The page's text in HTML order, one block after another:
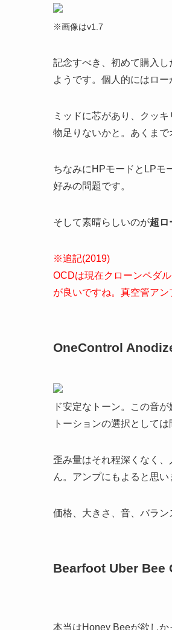
※画像はv1.7
記念すべき、初めて購入
ようです。個人的にはロ
ミッドに芯があり、クッ
物足りないかと。あくまで
ちなみにHPモードとLPモ
好みの問題です。
そして素晴らしいのが超ロ
※追記(2019)
OCDは現在クローンペダ
が良いですね。真空管アン
OneControl
ド安定なトーン。この音
トーションの選択として
歪み量はそれ程深くなく
ん。アンプにもよると思
価格、大きさ、音、バラン
Bearfoot Uber Bee
本当はHoney Beeが欲し